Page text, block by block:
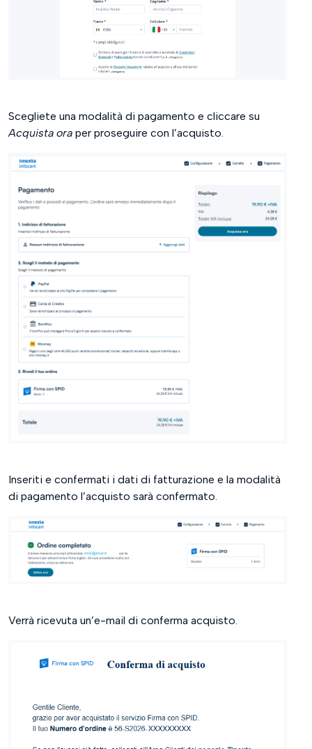
Scegliete una modalità di pagamento e cliccare su
Acquista ora per proseguire con l’acquisto.
Inseriti e confermati i dati di fatturazione e la modalità
di pagamento l’acquisto sarà confermato.
Verrà ricevuta un’e-mail di conferma acquisto.